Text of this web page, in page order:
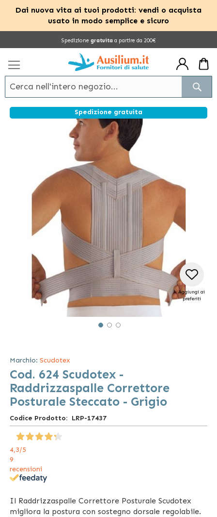
Dai nuova vita ai tuoi prodotti: vendi o acquista
usato in modo semplice e sicuro
Spedizione gratuita a partire da 200€
Spedizione gratuita
galleria
di
immagini
Aggiungi ai
preferiti
Marchio: Scudotex
Cod. 624 Scudotex -
Raddrizzaspalle Correttore
Posturale Steccato - Grigio
Codice Prodotto LRP-17437
4,3/5
9
recensioni
Il Raddrizzaspalle Correttore Posturale Scudotex
migliora la postura con sostegno dorsale regolabile.